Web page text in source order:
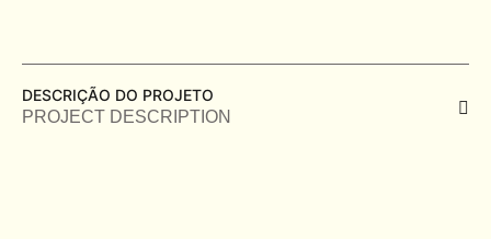
DESCRIÇÃO DO PROJETO
PROJECT DESCRIPTION